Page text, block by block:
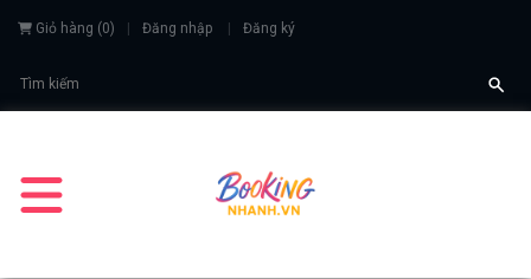
Giỏ hàng (0) Đăng nhập Đăng ký